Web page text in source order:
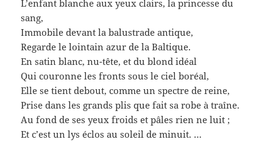
L’enfant blanche aux yeux clairs, la princesse du
sang,
Immobile devant la balustrade antique,
Regarde le lointain azur de la Baltique.
En satin blanc, nu-tête, et du blond idéal
Qui couronne les fronts sous le ciel boréal,
Elle se tient debout, comme un spectre de reine,
Prise dans les grands plis que fait sa robe à traîne.
Au fond de ses yeux froids et pâles rien ne luit ;
Et c’est un lys éclos au soleil de minuit. …